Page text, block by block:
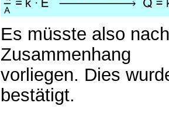
Es müsste also
Zusammenhang
vorliegen. Dies
bestätigt.